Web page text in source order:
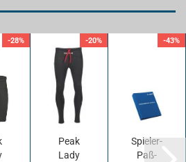
-28% -20%
Peak
Lady
-43%
Spieler-​​
Paß­